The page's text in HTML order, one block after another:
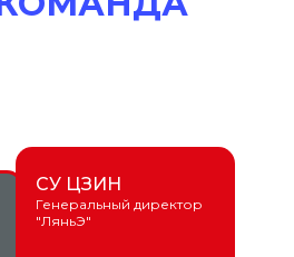
Генеральный директор
"ЛяньЭ"
СУ ЦЗИН